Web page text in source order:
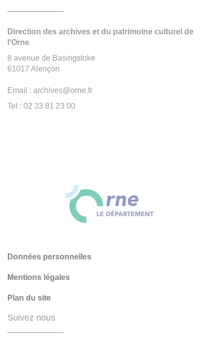
Direction des archives et du patrimoine culturel de
l'Orne
8 avenue de Basingstoke
61017 Alençon
Email : archives@orne.fr
Tel : 02 33 81 23 00
Données personnelles
Mentions légales
Plan du site
Suivez nous